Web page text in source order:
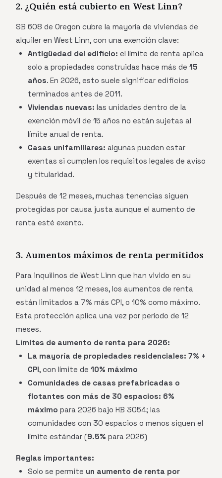
2. ¿Quién está cubierto en West Linn?
SB 608 de Oregon cubre la mayoría de viviendas de
alquiler en West Linn, con una exención clave:
Antigüedad del edificio: el límite de renta aplica
solo a propiedades construidas hace más de 15
años. En 2026, esto suele significar edificios
terminados antes de 2011.
Viviendas nuevas: las unidades dentro de la
exención móvil de 15 años no están sujetas al
límite anual de renta.
Casas unifamiliares: algunas pueden estar
exentas si cumplen los requisitos legales de aviso
y titularidad.
Después de 12 meses, muchas tenencias siguen
protegidas por causa justa aunque el aumento de
renta esté exento.
3. Aumentos máximos de renta permitidos
Para inquilinos de West Linn que han vivido en su
unidad al menos 12 meses, los aumentos de renta
están limitados a 7% más CPI, o 10% como máximo.
Esta protección aplica una vez por período de 12
meses.
Límites de aumento de renta para 2026:
La mayoría de propiedades residenciales: 7% +
CPI, con límite de 10% máximo
Comunidades de casas prefabricadas o
flotantes con más de 30 espacios: 6%
máximo para 2026 bajo HB 3054; las
comunidades con 30 espacios o menos siguen el
límite estándar (9.5% para 2026)
Reglas importantes:
Solo se permite un aumento de renta por